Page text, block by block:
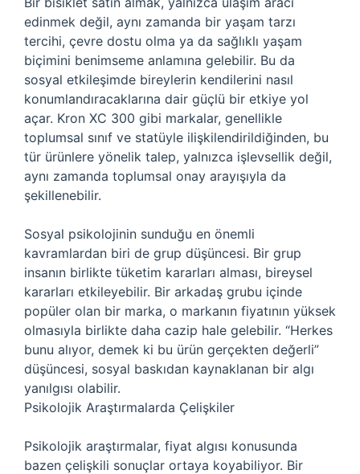
edinmek değil, aynı zamanda bir yaşam tarzı
tercihi, çevre dostu olma ya da sağlıklı yaşam
biçimini benimseme anlamına gelebilir. Bu da
sosyal etkileşimde bireylerin kendilerini nasıl
konumlandıracaklarına dair güçlü bir etkiye yol
açar. Kron XC 300 gibi markalar, genellikle
toplumsal sınıf ve statüyle ilişkilendirildiğinden, bu
tür ürünlere yönelik talep, yalnızca işlevsellik değil,
aynı zamanda toplumsal onay arayışıyla da
şekillenebilir.
Sosyal psikolojinin sunduğu en önemli
kavramlardan biri de grup düşüncesi. Bir grup
insanın birlikte tüketim kararları alması, bireysel
kararları etkileyebilir. Bir arkadaş grubu içinde
popüler olan bir marka, o markanın fiyatının yüksek
olmasıyla birlikte daha cazip hale gelebilir. “Herkes
bunu alıyor, demek ki bu ürün gerçekten değerli”
düşüncesi, sosyal baskıdan kaynaklanan bir algı
yanılgısı olabilir.
Psikolojik Araştırmalarda Çelişkiler
Psikolojik araştırmalar, fiyat algısı konusunda
bazen çelişkili sonuçlar ortaya koyabiliyor. Bir